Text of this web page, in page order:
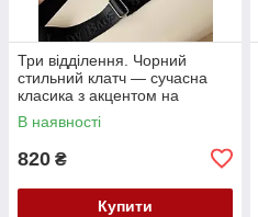
Три відділення. Чорний
стильний клатч — сучасна
класика з акцентом на
комфорт, стиль і практичність
(0574)
В наявності
820 ₴
Купити